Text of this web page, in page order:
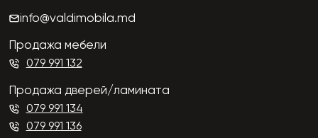
info@valdimobila.md
Продажа мебели
079 991 132
Продажа дверей/ламината
079 991 134
079 991 136